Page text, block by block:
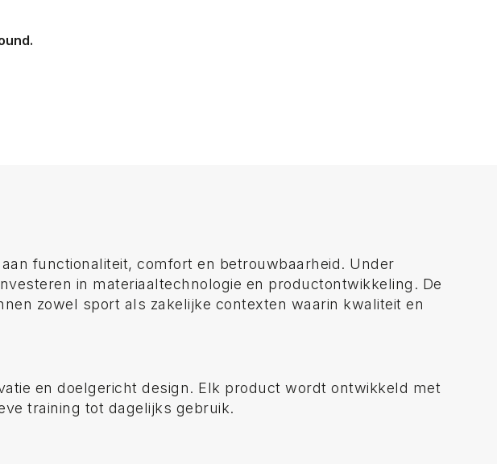
functionaliteit, comfort en betrouwbaarheid. Under
in materiaaltechnologie en productontwikkeling. De
zowel sport als zakelijke contexten waarin kwaliteit en
en doelgericht design. Elk product wordt ontwikkeld met
training tot dagelijks gebruik.